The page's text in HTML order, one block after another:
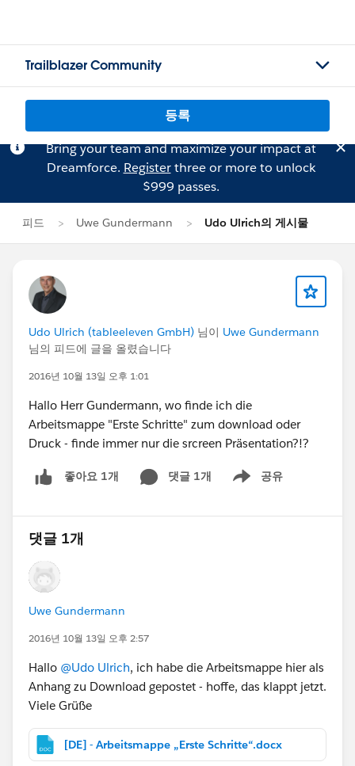
Trailblazer Community
등록
Bring your team and maximize your impact at
Dreamforce. Registerthree or more to unlock
$999 passes.
피드 Uwe Gundermann Udo Ulrich의 게시물
Udo Ulrich (tableeleven GmbH) 님이 Uwe Gundermann
님의 피드에 글을 올렸습니다
2016년 10월 13일 오후 1:01
Hallo Herr Gundermann, wo finde ich die
Arbeitsmappe "Erste Schritte" zum download oder
Druck - finde immer nur die srcreen Präsentation?!?
좋아요 1개 댓글 1개 공유
Show menu
댓글 1개
Uwe Gundermann
2016년 10월 13일 오후 2:57
Hallo @Udo Ulrich, ich habe die Arbeitsmappe hier als
Anhang zu Download gepostet - hoffe, das klappt jetzt.
Viele Grüße
[DE] - Arbeitsmappe „Erste Schritte“.docx